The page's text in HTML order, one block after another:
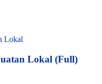
Lokal (Full)